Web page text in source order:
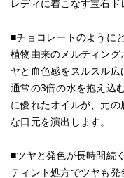
レディに着こなす宝石ド
■チョコレートのように
植物由来のメルティン
ヤと血色感をスルスル広
通常の3倍の水を抱え込
に優れたオイルが、元
な口元を演出します。
■ツヤと発色が長時間続
ティント処方でツヤも